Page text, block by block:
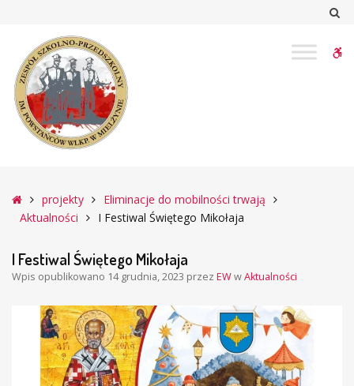
Festiwal
Świętego
Mikołaja
Głównaprojekty
Eliminacje do mobilności trwają
Aktualności
I Festiwal Świętego Mikołaja
I Festiwal Świętego Mikołaja
Wpis opublikowano 14 grudnia, 2023 przez EWwAktualności